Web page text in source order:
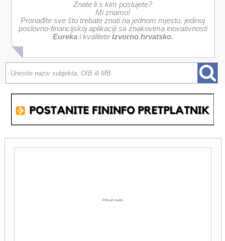
Znate li s kim poslujete?
Mi znamo!
Pronađite sve što trebate znati na jednom mjestu, jedinoj
poslovno-financijskoj aplikaciji sa znakovima inovativnosti
Eurekai kvalitete Izvorno hrvatsko.
Prikaži kartu